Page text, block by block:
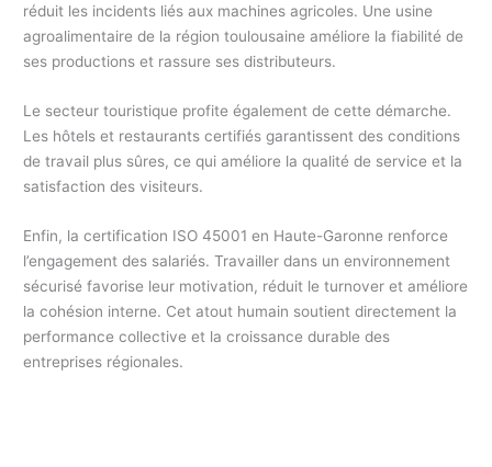
réduit les incidents liés aux machines agricoles. Une usine
agroalimentaire de la région toulousaine améliore la fiabilité de
ses productions et rassure ses distributeurs.
Le secteur touristique profite également de cette démarche.
Les hôtels et restaurants certifiés garantissent des conditions
de travail plus sûres, ce qui améliore la qualité de service et la
satisfaction des visiteurs.
Enfin, la certification ISO 45001 en Haute-Garonne renforce
l’engagement des salariés. Travailler dans un environnement
sécurisé favorise leur motivation, réduit le turnover et améliore
la cohésion interne. Cet atout humain soutient directement la
performance collective et la croissance durable des
entreprises régionales.